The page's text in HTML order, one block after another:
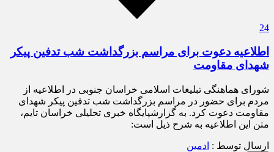
24
اطلاعیه دعوت برای مراسم بزرگداشت شب تدفین پیکر
شهدای مقاومت
شورای هماهنگی تبلیغات اسلامی خراسان جنوبی در اطلاعیه از
مردم برای حضور در مراسم بزرگداشت شب تدفین پیکر شهدای
مقاومت دعوت کرد. به گزارشپایگاه خبری تحلیلی خراسان تایم،
متن این اطلاعیه به شرح ذیل است:
ارسال توسط : ادمین